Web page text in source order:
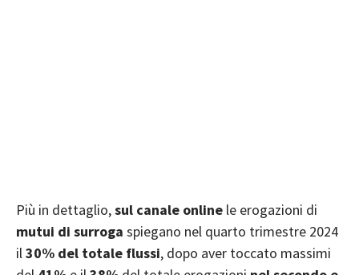
Più in dettaglio,sul canale online le erogazioni di
mutui di surroga spiegano nel quarto trimestre 2024
il30% del totale flussi, dopo aver toccato massimi